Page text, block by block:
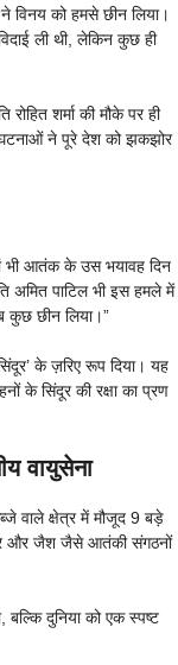
विनय को हमसे छीन लिया।
ली थी, लेकिन कुछ ही
शर्मा की मौके पर ही
ने पूरे देश को झकझोर
भी आतंक के उस भयावह दिन
अमित पाटिल भी इस हमले में
कुछ छीन लिया।”
के ज़रिए रूप दिया। यह
के सिंदूर की रक्षा का प्रण
वायुसेना
वाले क्षेत्र में मौजूद 9 बड़े
और जैश जैसे आतंकी संगठनों
बल्कि दुनिया को एक स्पष्ट